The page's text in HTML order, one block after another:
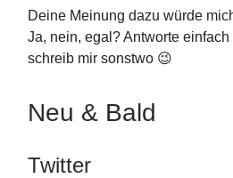
Deine Meinung dazu würde
Ja, nein, egal? Antworte
schreib mir sonstwo 😉
Neu & Bald
Twitter